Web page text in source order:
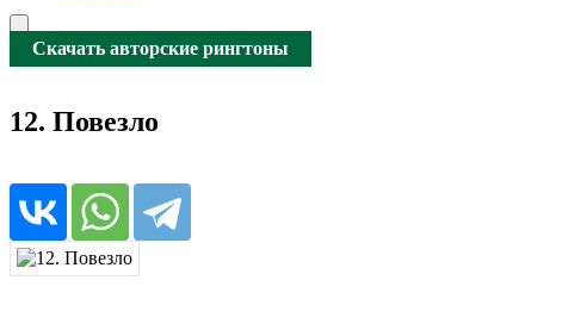
Скачать авторские рингтоны
12. Повезло